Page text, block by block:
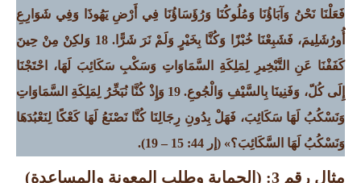
فَعَلْنَا نَحْنُ وَآبَاؤُنَا وَمُلُوكُنَا وَرُؤَسَاؤُنَا فِي أَرْضِ يَهُوذَا وَفِي شَوَارِعِ
أُورُشَلِيمَ، فَشَبِعْنَا خُبْزًا وَكُنَّا بِخَيْرٍ وَلَمْ نَرَ شَرًّا
18 وَلكِنْ مِنْ حِينَ
كَفَفْنَا عَنِ التَّبْخِيرِ لِمَلِكَةِ السَّمَاوَاتِ وَسَكْبِ سَكَائِبَ لَهَا،
احْتَجْنَا
إِلَى كُلّ، وَفَنِينَا بِالسَّيْفِ وَالْجُوعِ.
19 وَإِذْ كُنَّا نُبَخِّرُ لِمَلِكَةِ السَّمَاوَاتِ
وَنَسْكُبُ لَهَا سَكَائِبَ، فَهَلْ بِدُونِ رِجَالِنَا كُنَّا نَصْنَعُ لَهَا كَعْكًا لِنَعْبُدَهَا
وَنَسْكُبُ لَهَا السَّكَائِبَ؟» (إر 44: 15 – 19).
مثال رقم 3: (الحماية وطلب المعونة والمساعدة)